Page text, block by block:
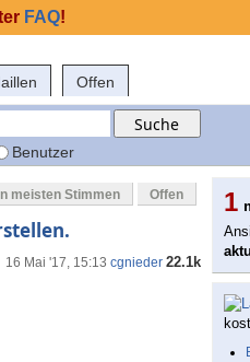
Offen
Benutzer
meisten Stimmen Offen
16 Mai '17, 15:13 cgnieder 22.1k
1
FAQ!